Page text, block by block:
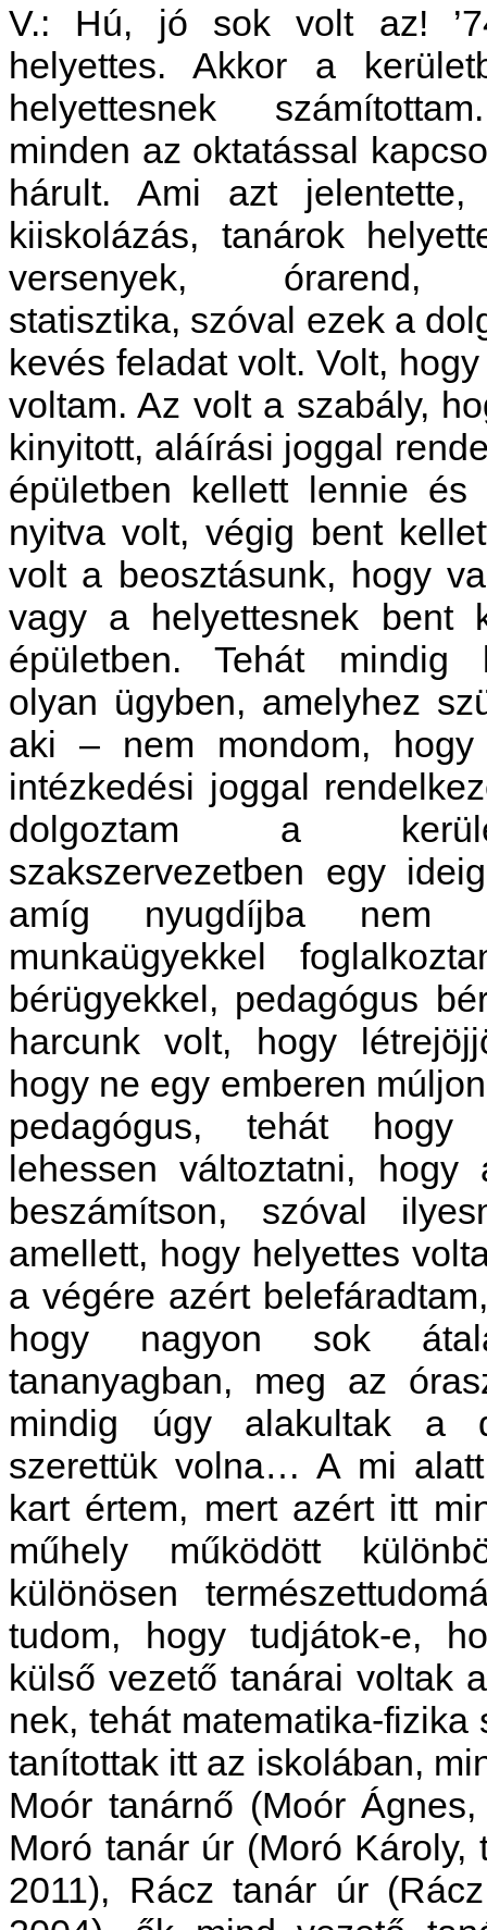
V.: Hú, jó sok volt az!
helyettes. Akkor a
helyettesnek
minden az oktatással
hárult. Ami azt jelentette,
kiiskolázás, tanárok
versenyek, órarend,
statisztika, szóval ezek a
kevés feladat volt. Volt,
voltam. Az volt a szabály,
kinyitott, aláírási joggal
épületben kellett lennie
nyitva volt, végig bent
volt a beosztásunk, hogy
vagy a helyettesnek bent
épületben. Tehát mindig
olyan ügyben, amelyhez
aki – nem mondom,
intézkedési joggal
dolgoztam a
szakszervezetben egy
amíg nyugdíjba nem
munkaügyekkel
bérügyekkel, pedagógus
harcunk volt, hogy
hogy ne egy emberen
pedagógus, tehát hogy
lehessen változtatni, hogy
beszámítson, szóval
amellett, hogy helyettes
a végére azért
hogy nagyon sok
tananyagban, meg az
mindig úgy alakultak a
szerettük volna… A mi
kart értem, mert azért itt
műhely működött
különösen
tudom, hogy tudjátok-e,
külső vezető tanárai voltak
nek, tehát matematika-fizika
tanítottak itt az iskolában,
Moór tanárnő (Moór
Moró tanár úr (Moró Károly,
2011), Rácz tanár úr